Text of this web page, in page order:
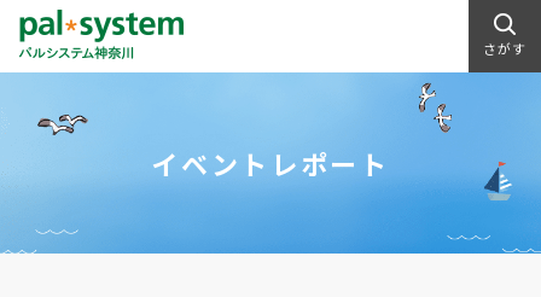
さがす
イベントレポート